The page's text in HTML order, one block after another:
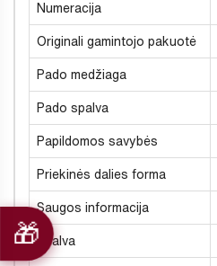
Numeracija
Originali gamintojo pakuotė
Pado medžiaga
Pado spalva
Papildomos savybės
Priekinės dalies forma
Saugos informacija
Spalva